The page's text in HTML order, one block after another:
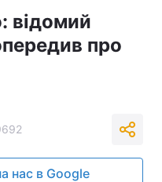
відомий
про
нас в Google